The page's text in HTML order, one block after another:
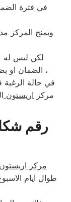
في فترة
لكن ليس له
الضمان او الحديثة في مدينة نصر ،
في حالة الرغبة
مركز اريستون
رقم
مركز
طوال ايام الاسبوع (15/7) لتلقي بلاغات الاعطال